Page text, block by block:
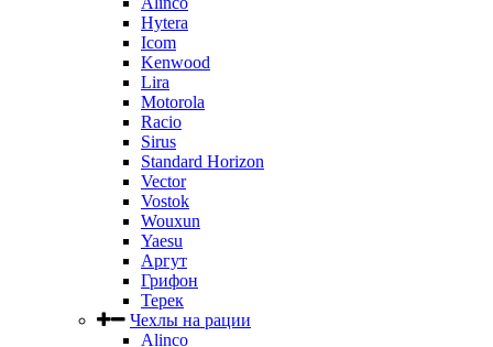
Hytera
Icom
Kenwood
Lira
Motorola
Racio
Sirus
Standard Horizon
Vector
Vostok
Wouxun
Yaesu
Аргут
Грифон
Терек
Чехлы на рации
Alinco